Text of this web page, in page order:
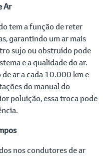
Ar
tem a função de reter
garantindo um ar mais
sujo ou obstruído pode
e a qualidade do ar.
ar a cada 10.000 km e
do manual do
poluição, essa troca pode
nos condutores de ar